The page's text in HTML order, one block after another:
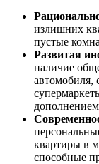
излишних
пустые
Развитая
наличие
автомобиля,
квартиры в
способные